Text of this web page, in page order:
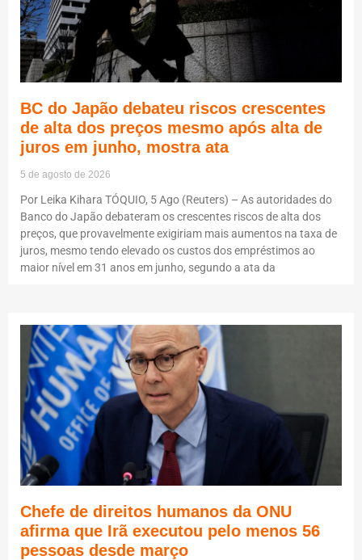
BC do Japão debateu riscos crescentes
de alta dos preços mesmo após alta de
juros em junho, mostra ata
5 de agosto de 2026
Por Leika Kihara TÓQUIO, 5 Ago (Reuters) – As autoridades do
Banco do Japão debateram os crescentes riscos de alta dos
preços, que provavelmente exigiriam mais aumentos na taxa de
juros, mesmo tendo elevado os custos dos empréstimos ao
maior nível em 31 anos em junho, segundo a ata da
Chefe de direitos humanos da ONU
afirma que Irã executou pelo menos 56
pessoas desde março